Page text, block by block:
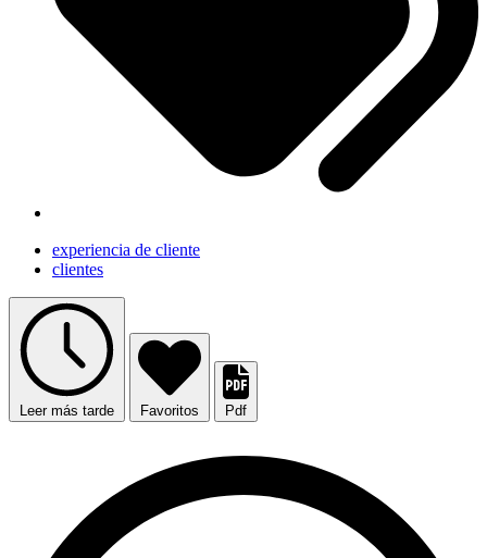
experiencia de cliente
clientes
Leer más tarde Favoritos Pdf